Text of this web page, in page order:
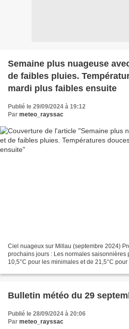
Semaine plus nuageuse
de faibles pluies.
mardi plus faibles ensuite
Publié le 29/09/2024 à 19:12
Par meteo_rayssac
Ciel nuageux sur Millau (septembre 2024)
prochains jours : Les normales saisonnières
10,5°C pour les minimales et de 21,5°C
Bulletin météo du 29
Publié le 28/09/2024 à 20:06
Par meteo_rayssac